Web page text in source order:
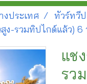
ประเทศ
ทัวร์ทวีป
ง-รวมทิปไกด์แล้ว)
แช
รว